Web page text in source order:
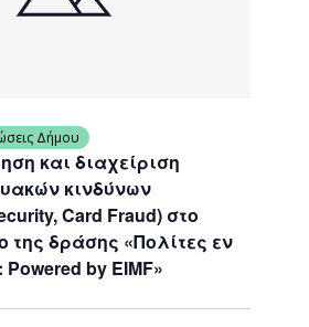
και διαχείριση
κινδύνων
Card Fraud) στο
της δράσης «Πολίτες εν
by EIMF»
Δήμου